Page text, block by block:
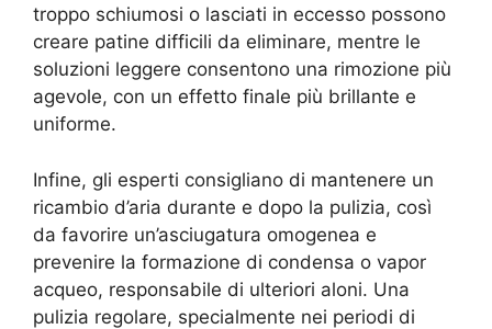
troppo schiumosi o lasciati in eccesso possono
creare patine difficili da eliminare, mentre le
soluzioni leggere consentono una rimozione più
agevole, con un effetto finale più brillante e
uniforme.
Infine, gli esperti consigliano di mantenere un
ricambio d’aria durante e dopo la pulizia, così
da favorire un’asciugatura omogenea e
prevenire la formazione di condensa o vapor
acqueo, responsabile di ulteriori aloni. Una
pulizia regolare, specialmente nei periodi di